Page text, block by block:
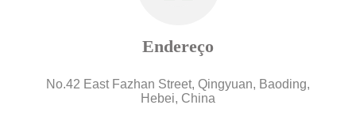
Endereço
No.42 East Fazhan Street, Qingyuan, Baoding,
Hebei, China